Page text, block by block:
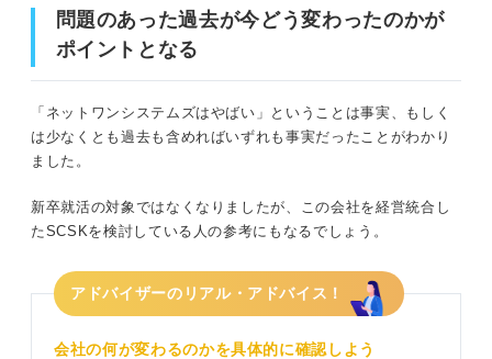
問題のあった過去が今どう変わったのかが
ポイントとなる
「ネットワンシステムズはやばい」ということは事実、もしく
は少なくとも過去も含めればいずれも事実だったことがわかり
ました。
新卒就活の対象ではなくなりましたが、この会社を経営統合し
たSCSKを検討している人の参考にもなるでしょう。
アドバイザーのリアル・アドバイス！
会社の何が変わるのかを具体的に確認しよう